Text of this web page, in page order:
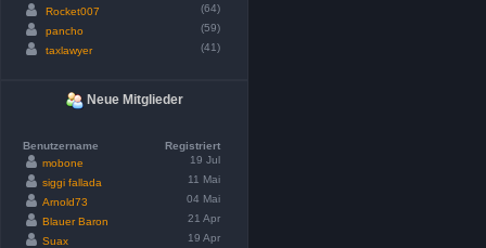
Rocket007
(64)
pancho
(59)
taxlawyer
(41)
Neue Mitglieder
Benutzername
Registriert
mobone
19 Jul
siggi fallada
11 Mai
Arnold73
04 Mai
Blauer Baron
21 Apr
Suax
19 Apr